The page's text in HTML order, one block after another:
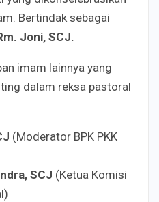
Bertindak sebagai
Joni, SCJ.
imam lainnya yang
dalam reksa pastoral
(Moderator BPK PKK
SCJ (Ketua Komisi